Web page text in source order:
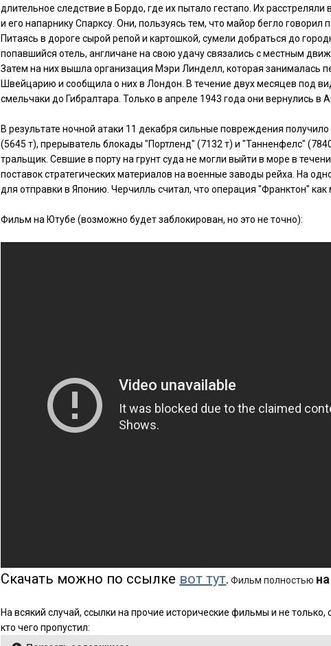
длительное следствие в Бордо, где их пытало гестапо. Их
и его напарнику Спарксу. Они, пользуясь тем, что майор бегло
Питаясь в дороге сырой репой и картошкой, сумели добраться до
попавшийся отель, англичане на свою удачу связались с местным
Затем на них вышла организация Мэри Линделл, которая занималась
Швейцарию и сообщила о них в Лондон. В течение двух месяцев под
смельчаки до Гибралтара. Только в апреле 1943 года они вернулись в
В результате ночной атаки 11 декабря сильные повреждения
(5645 т), прерыватель блокады "Портленд" (7132 т) и "Танненфелс"
тральщик. Севшие в порту на грунт суда не могли выйти в море в
поставок стратегических материалов на военные заводы рейха. На
для отправки в Японию. Черчилль считал, что операция "Франктон"
Фильм на Ютубе (возможно будет заблокирован, но это не точно):
Скачать можно по ссылке вот тут. Фильм полностью
На всякий случай, ссылки на прочие исторические фильмы и не
кто чего пропустил: